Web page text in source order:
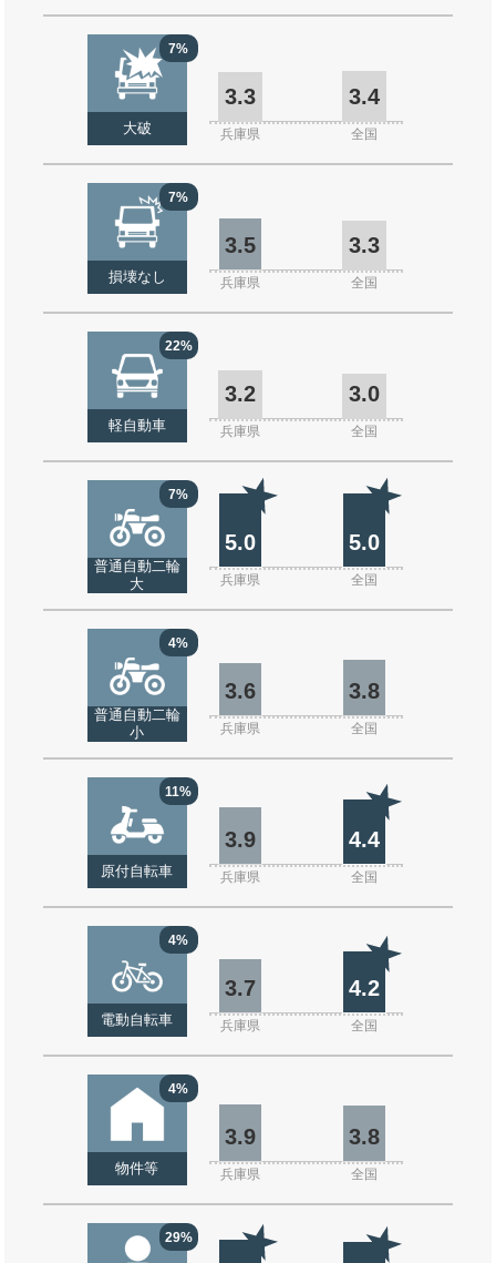
7%
大破
3.3 3.4
兵庫県 全国
7%
損壊なし
3.5 3.3
兵庫県 全国
22%
軽自動車
3.2 3.0
兵庫県 全国
7%
普通自動二輪
大
5.0 5.0
兵庫県 全国
4%
普通自動二輪
小
3.6 3.8
兵庫県 全国
11%
原付自転車
3.9 4.4
兵庫県 全国
4%
電動自転車
3.7 4.2
兵庫県 全国
4%
物件等
3.9 3.8
兵庫県 全国
29%